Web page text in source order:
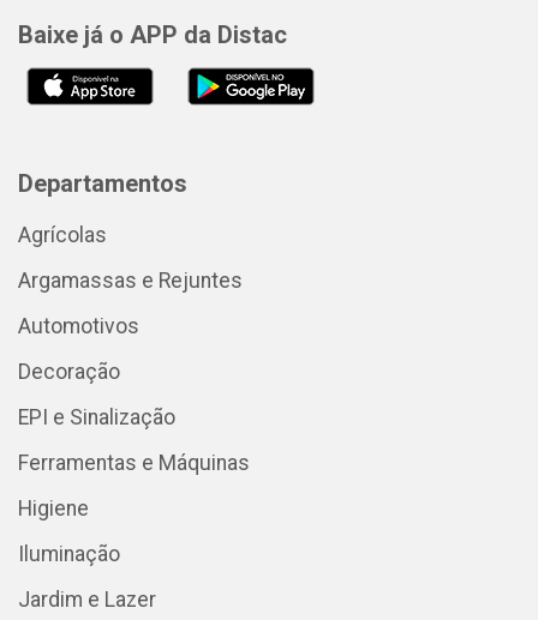
Baixe já o APP da Distac
Departamentos
Agrícolas
Argamassas e Rejuntes
Automotivos
Decoração
EPI e Sinalização
Ferramentas e Máquinas
Higiene
Iluminação
Jardim e Lazer